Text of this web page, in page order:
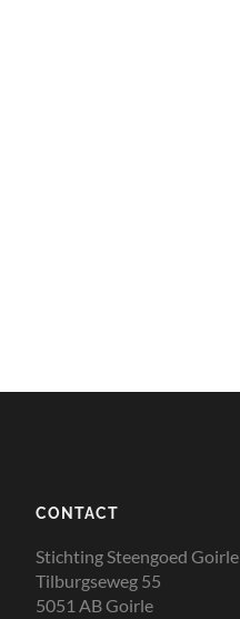
CONTACT
Stichting Steengoed Goirle
Tilburgseweg 55
5051 AB Goirle